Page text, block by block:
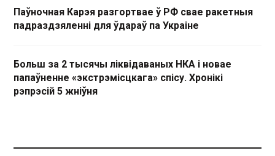
Паўночная Карэя разгортвае ў РФ свае ракетныя
падраздзяленні для ўдараў па Украіне
Больш за 2 тысячы ліквідаваных НКА і новае
папаўненне «экстрэмісцкага» спісу. Хронікі
рэпрэсій 5 жніўня